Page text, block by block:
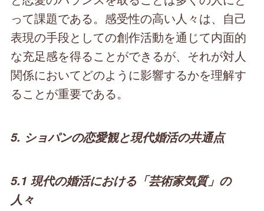
って課題である。感受性の高い人々は、自己
表現の手段としての創作活動を通じて内面的
な充足感を得ることができるが、それが対人
関係においてどのように影響するかを理解す
ることが重要である。
5. ショパンの恋愛観と現代婚活の共通点
5.1 現代の婚活における「芸術家気質」の
人々